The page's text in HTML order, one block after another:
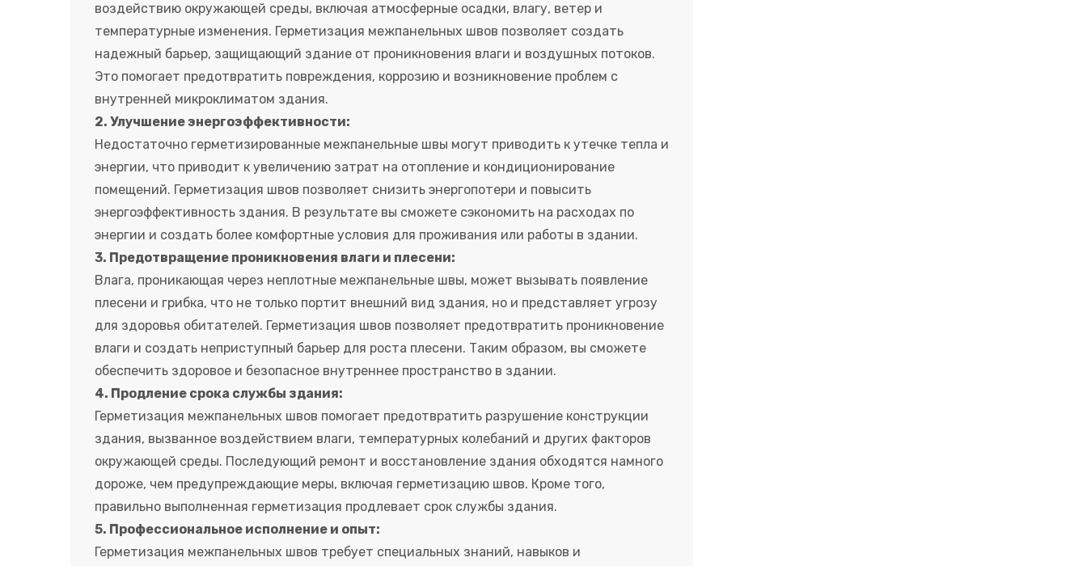
воздействию окружающей среды, включая атмосферные осадки, влагу, ветер и
температурные изменения. Герметизация межпанельных швов позволяет создать
надежный барьер, защищающий здание от проникновения влаги и воздушных потоков.
Это помогает предотвратить повреждения, коррозию и возникновение проблем с
внутренней микроклиматом здания.
2. Улучшение энергоэффективности:
Недостаточно герметизированные межпанельные швы могут приводить к утечке тепла и
энергии, что приводит к увеличению затрат на отопление и кондиционирование
помещений. Герметизация швов позволяет снизить энергопотери и повысить
энергоэффективность здания. В результате вы сможете сэкономить на расходах по
энергии и создать более комфортные условия для проживания или работы в здании.
3. Предотвращение проникновения влаги и плесени:
Влага, проникающая через неплотные межпанельные швы, может вызывать появление
плесени и грибка, что не только портит внешний вид здания, но и представляет угрозу
для здоровья обитателей. Герметизация швов позволяет предотвратить проникновение
влаги и создать неприступный барьер для роста плесени. Таким образом, вы сможете
обеспечить здоровое и безопасное внутреннее пространство в здании.
4. Продление срока службы здания:
Герметизация межпанельных швов помогает предотвратить разрушение конструкции
здания, вызванное воздействием влаги, температурных колебаний и других факторов
окружающей среды. Последующий ремонт и восстановление здания обходятся намного
дороже, чем предупреждающие меры, включая герметизацию швов. Кроме того,
правильно выполненная герметизация продлевает срок службы здания.
5. Профессиональное исполнение и опыт:
Герметизация межпанельных швов требует специальных знаний, навыков и